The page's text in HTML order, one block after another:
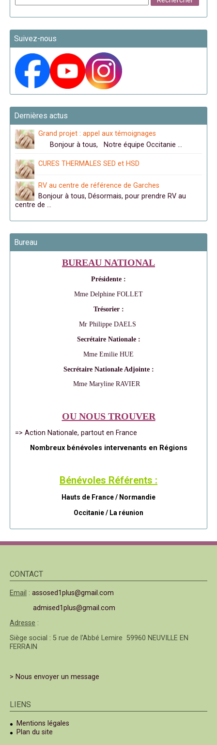
Suivez-nous
Dernières actus
Grand projet : appel aux témoignages
Bonjour à tous, Notre équipe Occitanie …
CURES THERMALES SED et HSD
RV au centre de référence de Garches
Bonjour à tous, Désormais, pour prendre RV au
centre de …
Bureau
BUREAU NATIONAL
Présidente :
Mme Delphine FOLLET
Trésorier :
Mr Philippe DAELS
Secrétaire Nationale :
Mme Emilie HUE
Secrétaire Nationale Adjointe :
Mme Maryline RAVIER
OU NOUS TROUVER
=> Action Nationale, partout en France
Nombreux bénévoles intervenants en Régions
Bénévoles Référents :
Hauts de France / Normandie
Occitanie / La réunion
CONTACT
Email : assosed1plus@gmail.com
admised1plus@gmail.com
Adresse :
Siège social : 5 rue de l'Abbé Lemire 59960 NEUVILLE EN
FERRAIN
> Nous envoyer un message
LIENS
Mentions légales
Plan du site